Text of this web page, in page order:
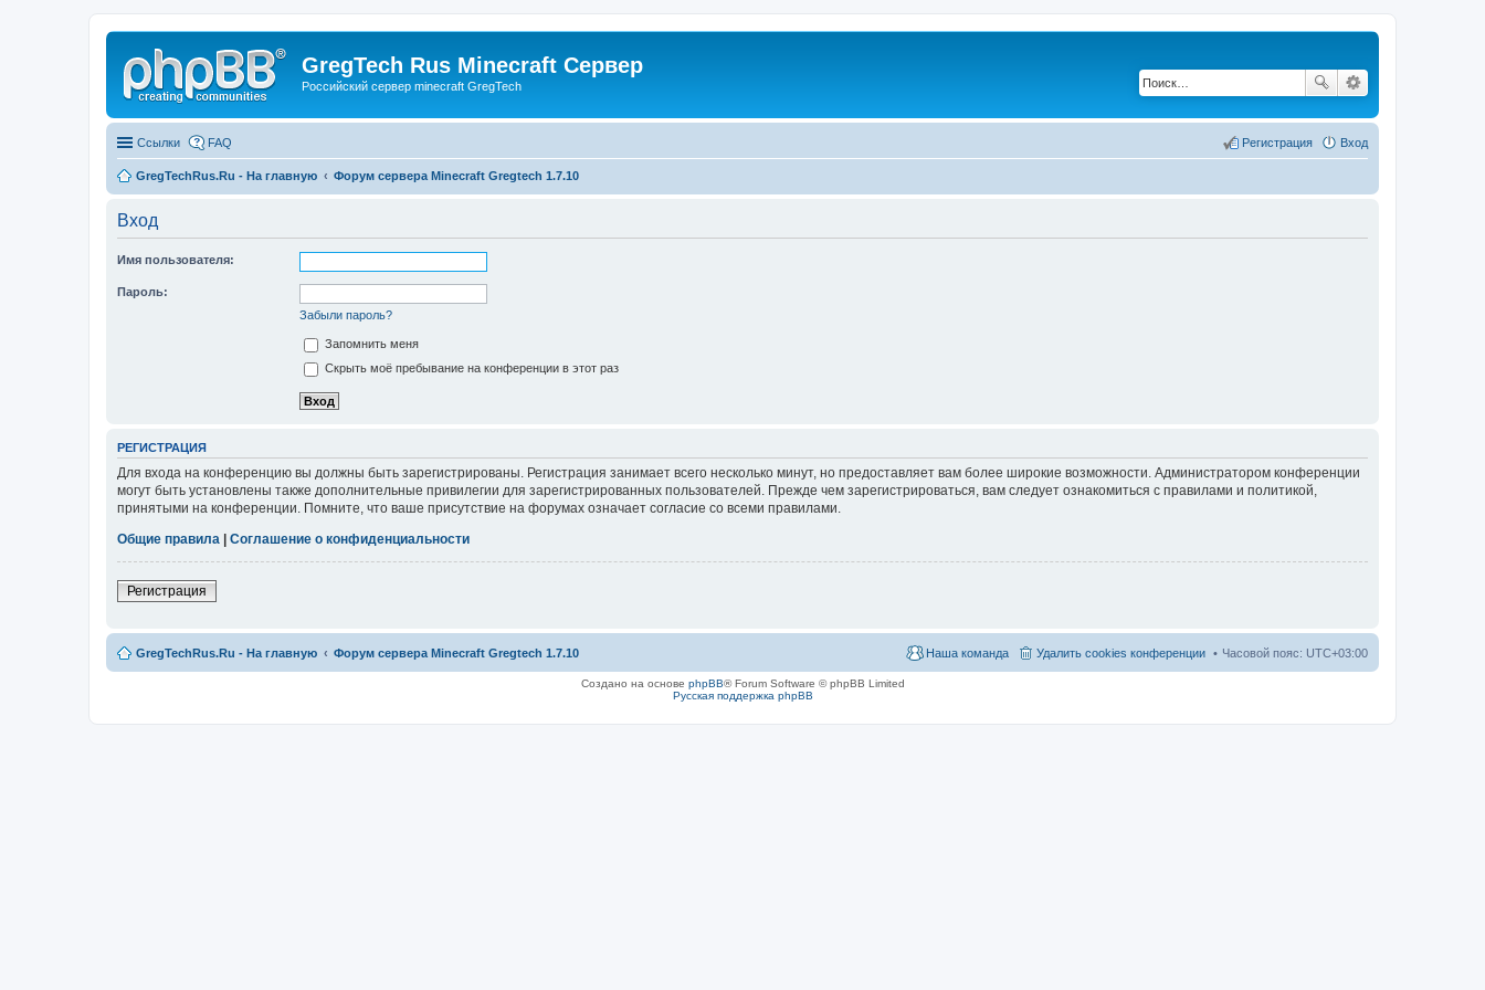
GregTech Rus Minecraft Сервер
Российский сервер minecraft GregTech
Ссылки FAQ Вход
Регистрация
GregTechRus.Ru - На главную Форум сервера Minecraft Gregtech 1.7.10
Вход
Имя пользователя:
Пароль:
Забыли пароль?
Запомнить меня
Скрыть моё пребывание на конференции в этот раз
РЕГИСТРАЦИЯ
Для входа на конференцию вы должны быть зарегистрированы. Регистрация занимает всего несколько минут, но предоставляет вам более широкие возможности. Администратором конференции
могут быть установлены также дополнительные привилегии для зарегистрированных пользователей. Прежде чем зарегистрироваться, вам следует ознакомиться с правилами и политикой,
принятыми на конференции. Помните, что ваше присутствие на форумах означает согласие со всеми правилами.
Общие правила
Соглашение о конфиденциальности
Регистрация
GregTechRus.Ru - На главную Форум сервера Minecraft Gregtech 1.7.10 Часовой пояс: UTC+03:00
Удалить cookies конференции
Наша команда
Создано на основе phpBB® Forum Software © phpBB Limited
Русская поддержка phpBB